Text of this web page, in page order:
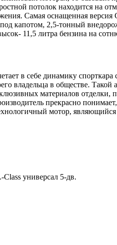
потолок находится
Самая оснащенная
капотом, 2,5-тонный
11,5 литра бензина на
в себе динамику
владельца в обществе.
материалов отделки,
прекрасно
мотор, являющийся
универсал 5-дв.